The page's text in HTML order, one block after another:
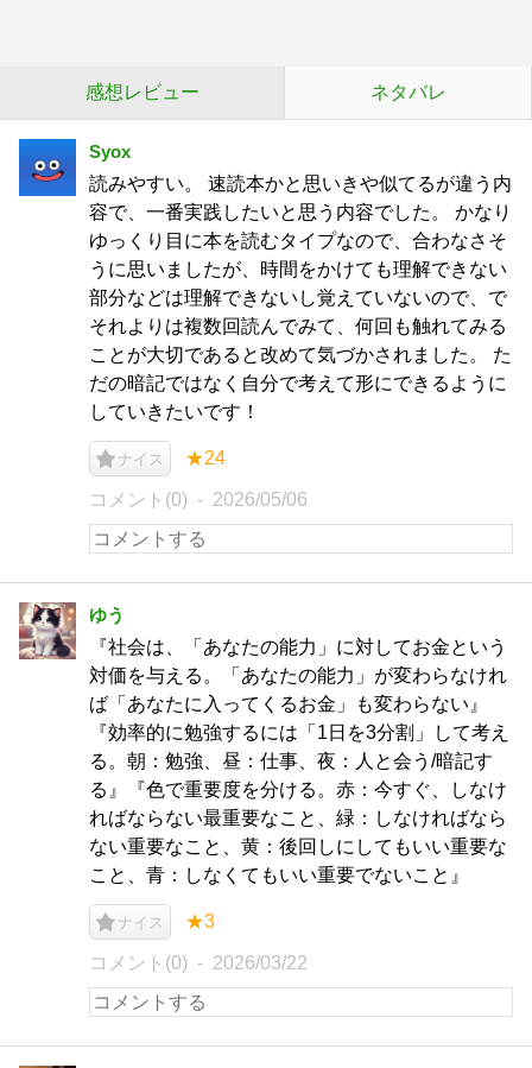
感想レビュー ネタバレ
Syox
読みやすい。 速読本かと思いきや似てるが違う内
容で、一番実践したいと思う内容でした。 かなり
ゆっくり目に本を読むタイプなので、合わなさそ
うに思いましたが、時間をかけても理解できない
部分などは理解できないし覚えていないので、で
それよりは複数回読んでみて、何回も触れてみる
ことが大切であると改めて気づかされました。 た
だの暗記ではなく自分で考えて形にできるように
していきたいです！
ナイス ★24
コメント(0) 2026/05/06
ゆう
『社会は、「あなたの能力」に対してお金という
対価を与える。「あなたの能力」が変わらなけれ
ば「あなたに入ってくるお金」も変わらない』
『効率的に勉強するには「1日を3分割」して考え
る。朝：勉強、昼：仕事、夜：人と会う/暗記す
る』『色で重要度を分ける。赤：今すぐ、しなけ
ればならない最重要なこと、緑：しなければなら
ない重要なこと、黄：後回しにしてもいい重要な
こと、青：しなくてもいい重要でないこと』
ナイス ★3
コメント(0) 2026/03/22